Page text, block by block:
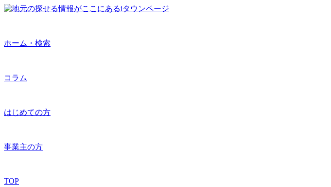
ホーム・検索
コラム
はじめての方
事業主の方
TOP